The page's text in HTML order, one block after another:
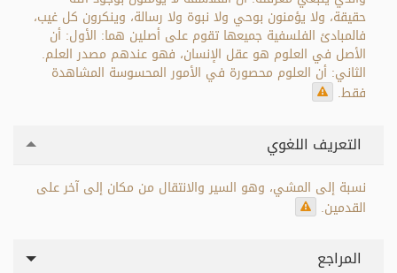
حقيقة، ولا يؤمنون بوحي ولا نبوة ولا رسالة، وينكرون كل غيب،
فالمبادئ الفلسفية جميعها تقوم على أصلين هما: الأول: أن
الأصل في العلوم هو عقل الإنسان، فهو عندهم مصدر العلم.
الثاني: أن العلوم محصورة في الأمور المحسوسة المشاهدة
فقط.
التعريف اللغوي
نسبة إلى المشي، وهو السير والانتقال من مكان إلى آخر على
القدمين.
المراجع